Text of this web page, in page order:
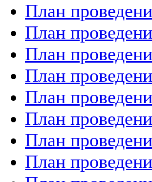
План
План
План
План
План
План
План
План